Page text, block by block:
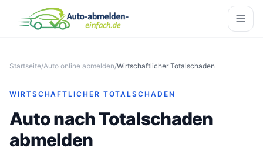
Startseite/Auto online abmelden/Wirtschaftlicher Totalschaden
WIRTSCHAFTLICHER TOTALSCHADEN
Auto nach Totalschaden
abmelden